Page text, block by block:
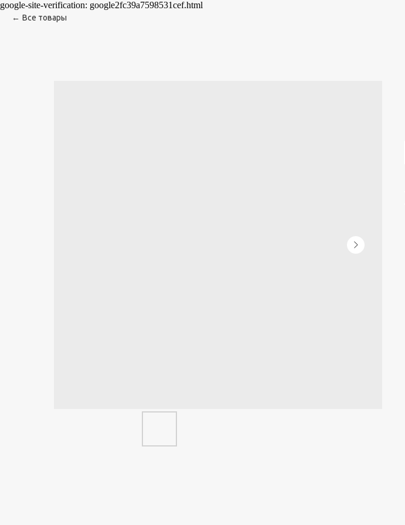
google-site-verification: google2fc39a7598531cef.html
Все товары